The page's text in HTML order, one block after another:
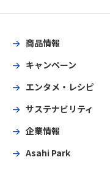
商品情報
キャンペーン
エンタメ・レシピ
サステナビリティ
企業情報
Asahi Park